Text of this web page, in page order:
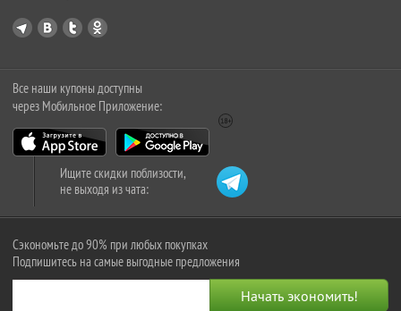
Все наши купоны доступны
через Мобильное Приложение:
Ищите скидки поблизости,
не выходя из чата:
Сэкономьте до 90% при любых покупках
Подпишитесь на самые выгодные предложения